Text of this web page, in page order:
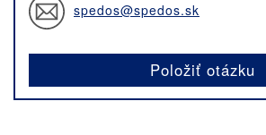
spedos@spedos.sk
Položiť otázku